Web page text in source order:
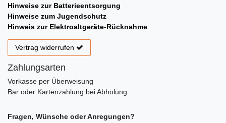
Hinweise zur Batterieentsorgung
Hinweise zum Jugendschutz
Hinweis zur Elektroaltgeräte-Rücknahme
Vertrag widerrufen
Zahlungsarten
Vorkasse per Überweisung
Bar oder Kartenzahlung bei Abholung
Fragen, Wünsche oder Anregungen?